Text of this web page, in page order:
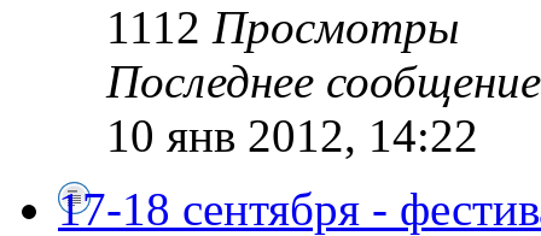
1112 Просмотры
Последнее
10 янв 2012, 14:22
17-18 сентября -